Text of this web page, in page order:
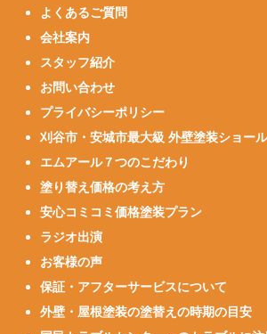
よくあるご質問
会社案内
スタッフ紹介
お問い合わせ
プライバシーポリシー
刈谷市・安城市最大級 外壁塗装ショー
エムアール７つのこだわり
塗り替え価格の考え方
安心コミコミ価格塗装プラン
ラジオ出演
お客様の声
保証・アフターサービスについて
外壁・屋根塗装の塗替えの時期の目安